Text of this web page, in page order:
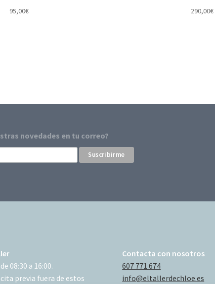
95,00€
290,00€
novedades en tu correo?
08:30 a 16:00.
previa fuera de estos
Contacta con nosotros
607 771 674
info@eltallerdechloe.es